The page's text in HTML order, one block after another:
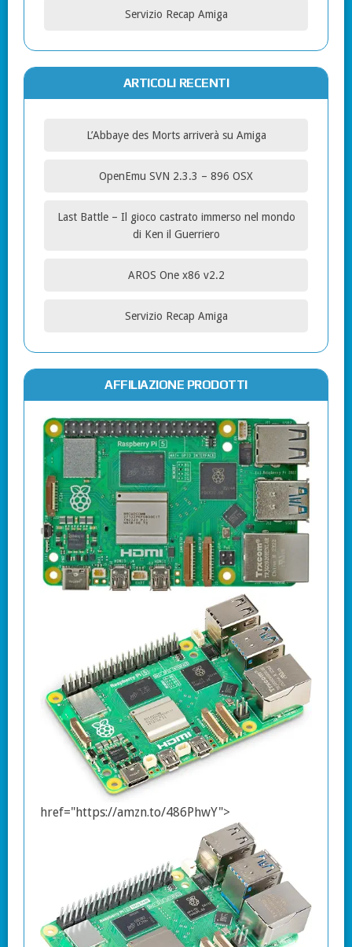
Servizio Recap Amiga
ARTICOLI RECENTI
L’Abbaye des Morts arriverà su Amiga
OpenEmu SVN 2.3.3 – 896 OSX
Last Battle – Il gioco castrato immerso nel mondo
di Ken il Guerriero
AROS One x86 v2.2
Servizio Recap Amiga
AFFILIAZIONE PRODOTTI
href="https://amzn.to/486PhwY">